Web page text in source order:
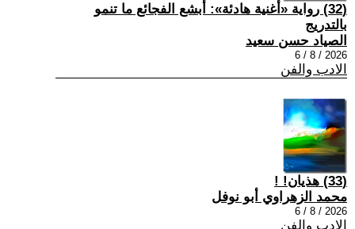
(32) رواية «أغنية هادئة»: أبشع الفجائع ما تنمو
بالتدريج
الصياد حسن سعيد
2026 / 8 / 6
الادب والفن
(33) هذيان! !
محمد الزهراوي أبو نوفل
2026 / 8 / 6
الادب والفن